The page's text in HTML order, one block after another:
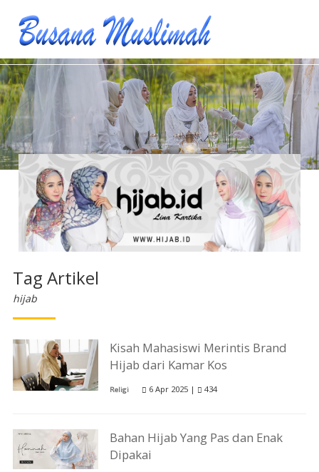
Tag Artikel
hijab
Kisah Mahasiswi Merintis Brand
Hijab dari Kamar Kos
Religi 6 Apr 2025 | 434
Bahan Hijab Yang Pas dan Enak
Dipakai